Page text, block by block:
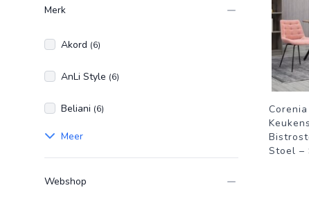
Merk
Akord (6)
AnLi Style (6)
Beliani (6)
Meer
Webshop
Stoel –